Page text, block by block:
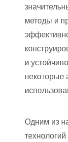
методы и
и
некоторые
Одним из